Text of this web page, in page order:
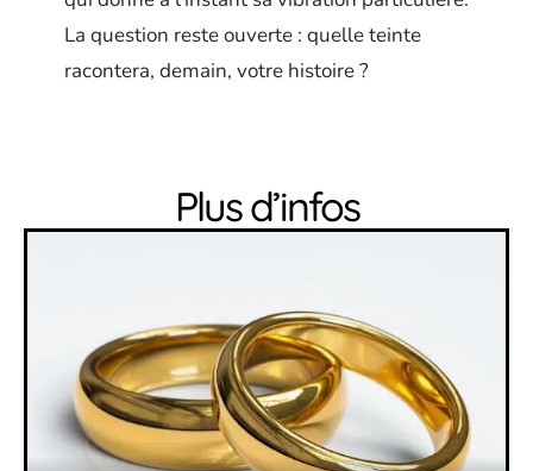
La question reste ouverte : quelle teinte
racontera, demain, votre histoire ?
Plus d’infos